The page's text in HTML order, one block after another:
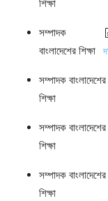
শিক্ষা
সম্পাদক
বাংলাদেশের শিক্ষা
সম্পাদক বাংলাদেশের
শিক্ষা
সম্পাদক বাংলাদেশের
শিক্ষা
সম্পাদক বাংলাদেশের
শিক্ষা